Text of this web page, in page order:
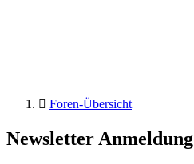
Foren-Übersicht
Newsletter Anmeldung